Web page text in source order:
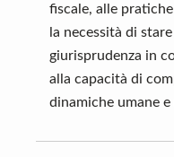
fiscale, alle
la necessità di
giurisprudenza in
alla capacità di
dinamiche umane